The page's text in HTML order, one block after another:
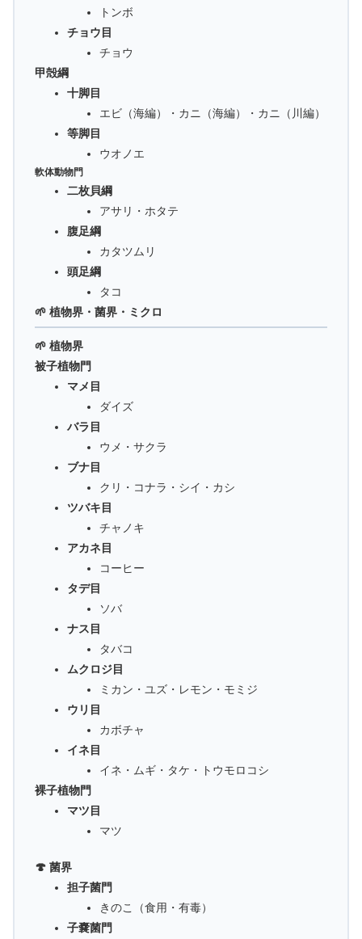
トンボ
チョウ目
チョウ
甲殻綱
十脚目
エビ（海編）・カニ（海編）・カニ（川編）
等脚目
ウオノエ
軟体動物門
二枚貝綱
アサリ・ホタテ
腹足綱
カタツムリ
頭足綱
タコ
🌱 植物界・菌界・ミクロ
🌱 植物界
被子植物門
マメ目
ダイズ
バラ目
ウメ・サクラ
ブナ目
クリ・コナラ・シイ・カシ
ツバキ目
チャノキ
アカネ目
コーヒー
タデ目
ソバ
ナス目
タバコ
ムクロジ目
ミカン・ユズ・レモン・モミジ
ウリ目
カボチャ
イネ目
イネ・ムギ・タケ・トウモロコシ
裸子植物門
マツ目
マツ
🍄 菌界
担子菌門
きのこ（食用・有毒）
子嚢菌門